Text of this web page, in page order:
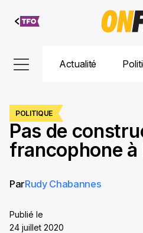
Aller au
contenu
Actualité
POLITIQUE
Pas de
francophone à
ParRudy Chabannes
Publié le
24 juillet 2020